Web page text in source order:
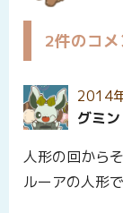
2件のコメ
2014
グミン
人形の回から
ルーアの人形